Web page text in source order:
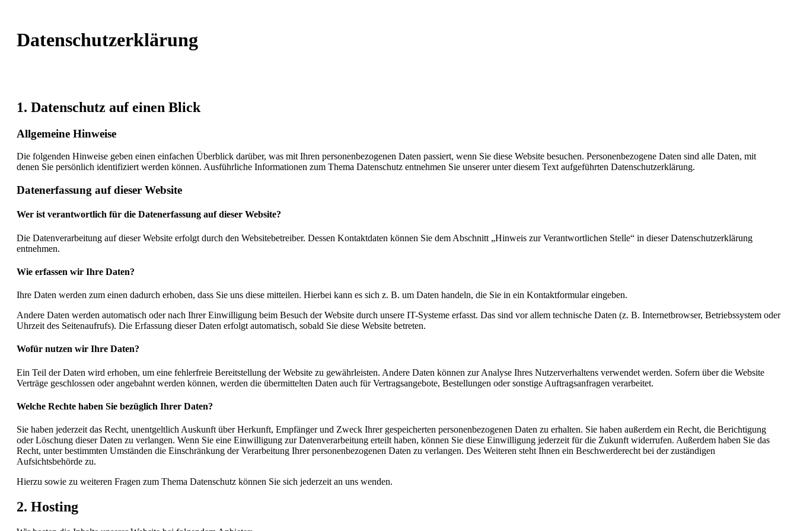
Datenschutz­erklärung
1. Datenschutz auf einen Blick
Allgemeine Hinweise
Die folgenden Hinweise geben einen einfachen Überblick darüber, was mit Ihren personenbezogenen Daten passiert, wenn Sie diese Website besuchen. Personenbezogene Daten sind alle Daten, mit
denen Sie persönlich identifiziert werden können. Ausführliche Informationen zum Thema Datenschutz entnehmen Sie unserer unter diesem Text aufgeführten Datenschutzerklärung.
Datenerfassung auf dieser Website
Wer ist verantwortlich für die Datenerfassung auf dieser Website?
Die Datenverarbeitung auf dieser Website erfolgt durch den Websitebetreiber. Dessen Kontaktdaten können Sie dem Abschnitt „Hinweis zur Verantwortlichen Stelle“ in dieser Datenschutzerklärung
entnehmen.
Wie erfassen wir Ihre Daten?
Ihre Daten werden zum einen dadurch erhoben, dass Sie uns diese mitteilen. Hierbei kann es sich z. B. um Daten handeln, die Sie in ein Kontaktformular eingeben.
Andere Daten werden automatisch oder nach Ihrer Einwilligung beim Besuch der Website durch unsere IT-Systeme erfasst. Das sind vor allem technische Daten (z. B. Internetbrowser, Betriebssystem oder
Uhrzeit des Seitenaufrufs). Die Erfassung dieser Daten erfolgt automatisch, sobald Sie diese Website betreten.
Wofür nutzen wir Ihre Daten?
Ein Teil der Daten wird erhoben, um eine fehlerfreie Bereitstellung der Website zu gewährleisten. Andere Daten können zur Analyse Ihres Nutzerverhaltens verwendet werden. Sofern über die Website
Verträge geschlossen oder angebahnt werden können, werden die übermittelten Daten auch für Vertragsangebote, Bestellungen oder sonstige Auftragsanfragen verarbeitet.
Welche Rechte haben Sie bezüglich Ihrer Daten?
Sie haben jederzeit das Recht, unentgeltlich Auskunft über Herkunft, Empfänger und Zweck Ihrer gespeicherten personenbezogenen Daten zu erhalten. Sie haben außerdem ein Recht, die Berichtigung
oder Löschung dieser Daten zu verlangen. Wenn Sie eine Einwilligung zur Datenverarbeitung erteilt haben, können Sie diese Einwilligung jederzeit für die Zukunft widerrufen. Außerdem haben Sie das
Recht, unter bestimmten Umständen die Einschränkung der Verarbeitung Ihrer personenbezogenen Daten zu verlangen. Des Weiteren steht Ihnen ein Beschwerderecht bei der zuständigen
Aufsichtsbehörde zu.
Hierzu sowie zu weiteren Fragen zum Thema Datenschutz können Sie sich jederzeit an uns wenden.
2. Hosting